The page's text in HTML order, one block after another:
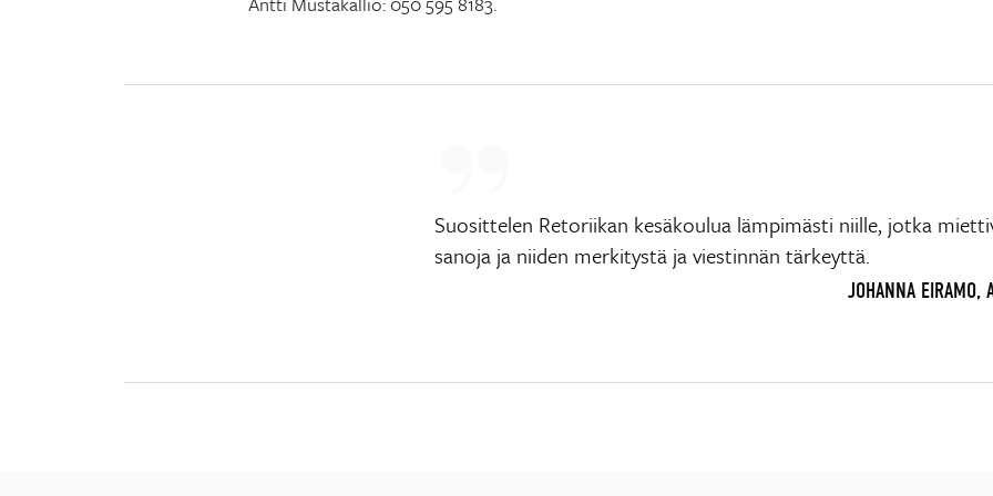
Suosittelen Retoriikan kesäkoulua lämpimästi niille, jotka
sanoja ja niiden merkitystä ja viestinnän tärkeyttä.
JOHANNA EIRAMO,